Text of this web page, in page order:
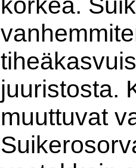
juuristosta.
muuttuvat